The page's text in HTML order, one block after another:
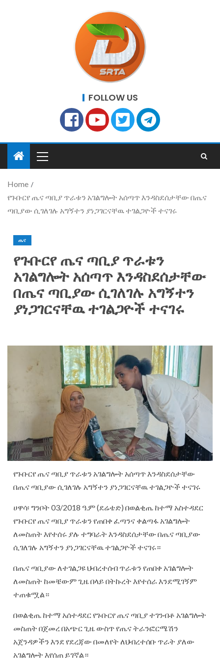
FOLLOW US
Home
የጉቡርየ ጤና ጣቢያ ጥራቱን አገልግሎት አሰጣጥ እንዳስደሰታቸው በጤና
ጣቢያው ሲገለገሉ አግኝተን ያነጋገርናቸዉ ተገልጋዮች ተናገሩ
ጤና
የጉቡርየ ጤና ጣቢያ ጥራቱን
አገልግሎት አሰጣጥ እንዳስደሰታቸው
በጤና ጣቢያው ሲገለገሉ አግኝተን
ያነጋገርናቸዉ ተገልጋዮች ተናገሩ
የጉቡርየ ጤና ጣቢያ ጥራቱን አገልግሎት አሰጣጥ እንዳስደሰታቸው
በጤና ጣቢያው ሲገለገሉ አግኝተን ያነጋገርናቸዉ ተገልጋዮች ተናገሩ
ሀዋሳ፡ ግንቦት 03/2018 ዓ.ም (ደሬቴድ) በወልቂጤ ከተማ አስተዳደር
የጉቡርየ ጤና ጣቢያ ጥራቱን የጠበቀ ፈጣንና ቀልጣፋ አገልግሎት
ለመስጠት እየተሰሩ ያሉ ተግባራት እንዳስደሰታቸው በጤና ጣቢያው
ሲገለገሉ አግኝተን ያነጋገርናቸዉ ተገልጋዮች ተናገሩ።
በጤና ጣቢያው ለተገልጋዩ ህብረተሰብ ጥራቱን የጠበቀ አገልግሎት
ለመስጠት ከመቼውም ጊዜ በላይ በትኩረት እየተሰራ እንደሚገኝም
ተጠቁሟል።
በወልቂጤ ከተማ አሰተዳደር የጉቡርየ ጤና ጣቢያ ተገንብቶ አገልግሎት
መስጠት በጀመረ በአጭር ጊዜ ውስጥ የጤና ትራንፎርሜሽን
አጀንዳዎችን እንደ የደረጃው በመለየት ለህብረተሰቡ ጥራት ያለው
አገልግሎት እየሰጠ ይገኛል።